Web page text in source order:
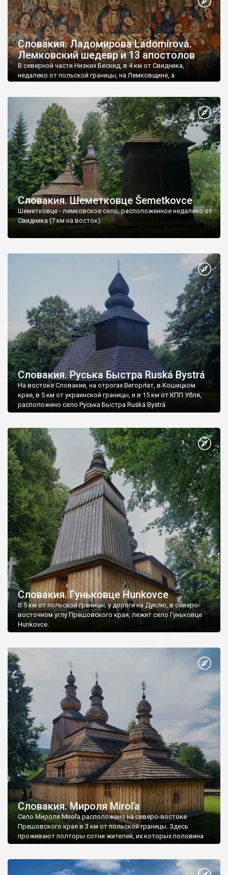
Словакия. Ладомирова Ladomirová.
Лемковский шедевр и 13 апостолов
В северной части Низких Бескид, в 4 км от Свидника,
недалеко от польской границы, на Лемковщине, а
Словакия. Шеметковце Šemetkovce
Шеметковце - лемковское село, расположенное недалеко от
Свидника (7 км на восток).
Словакия. Руська Быстра Ruská Bystrá
На востоке Словакии, на отрогах Вигорлат, в Кошицком
крае, в 5 км от украинской границы, и в 15 км от КПП Убля,
расположено село Руська Быстра Ruská Bystrá.
Словакия. Гуньковце Hunkovce
В 5 км от польской границы, у дороги на Дуклю, в северо-
восточном углу Прешовского края, лежит село Гуньковце
Hunkovce.
Словакия. Мироля Miroľa
Село Мироля Miroľa расположено на северо-востоке
Прешовского края в 3 км от польской границы. Здесь
проживают полторы сотни жителей, их которых половина
греко-католики, а половина - православные.